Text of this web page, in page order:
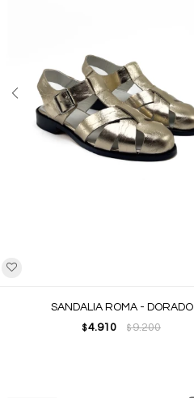
SANDALIA ROMA - DORADO
$4.910 $9.200